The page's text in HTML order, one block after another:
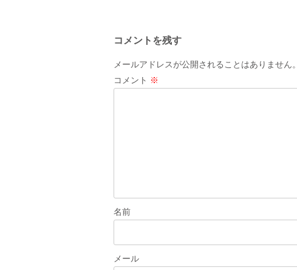
ビ
ゲ
ー
コメントを残す
メールアドレスが公開されることはありません。
コメント ※
名前
メール